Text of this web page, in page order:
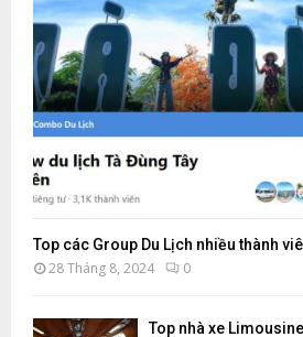
Top các Group Du Lịch nhiều thành
28 Tháng 8, 2024 0
Top nhà xe